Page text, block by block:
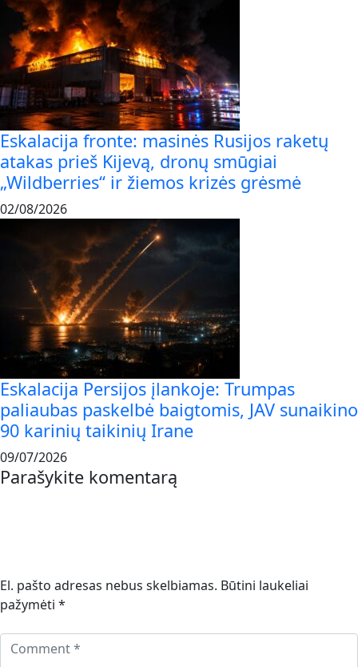
Eskalacija fronte: masinės Rusijos raketų
atakas prieš Kijevą, dronų smūgiai
„Wildberries“ ir žiemos krizės grėsmė
02/08/2026
Eskalacija Persijos įlankoje: Trumpas
paliaubas paskelbė baigtomis, JAV sunaikino
90 karinių taikinių Irane
09/07/2026
Parašykite komentarą
El. pašto adresas nebus skelbiamas. Būtini laukeliai
pažymėti *